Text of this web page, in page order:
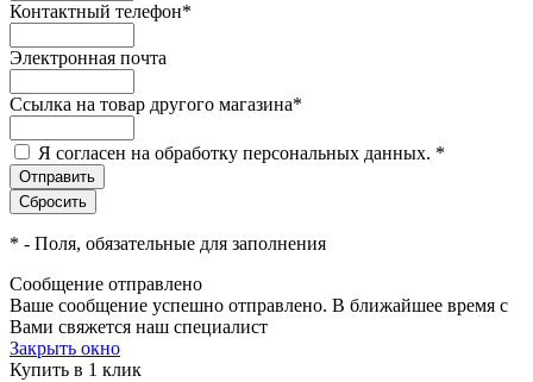
Контактный телефон*
Электронная почта
Ссылка на товар другого магазина*
Я согласен на обработку персональных данных. *
* - Поля, обязательные для заполнения
Сообщение отправлено
Ваше сообщение успешно отправлено. В ближайшее время с
Вами свяжется наш специалист
Закрыть окно
Купить в 1 клик